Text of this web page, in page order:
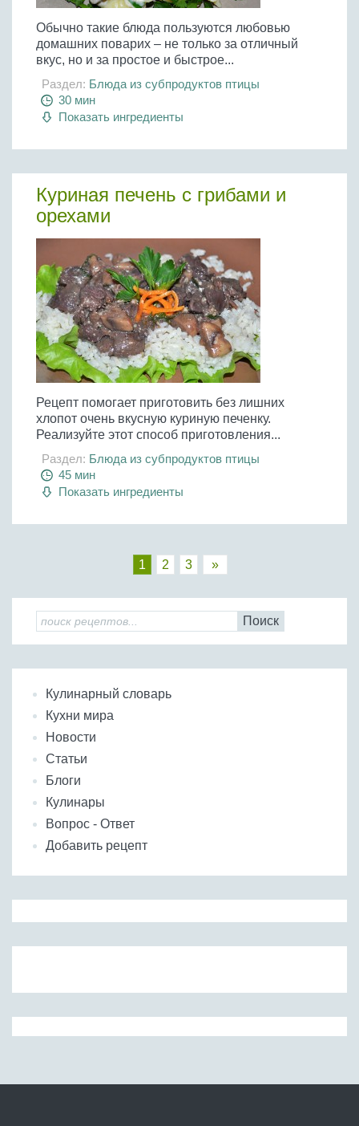
Обычно такие блюда пользуются любовью
домашних поварих – не только за отличный
вкус, но и за простое и быстрое...
Раздел: Блюда из субпродуктов птицы
30 мин
Показать ингредиенты
Куриная печень с грибами и
орехами
Рецепт помогает приготовить без лишних
хлопот очень вкусную куриную печенку.
Реализуйте этот способ приготовления...
Раздел: Блюда из субпродуктов птицы
45 мин
Показать ингредиенты
1 2 3 »
Поиск
Кулинарный словарь
Кухни мира
Новости
Статьи
Блоги
Кулинары
Вопрос - Ответ
Добавить рецепт